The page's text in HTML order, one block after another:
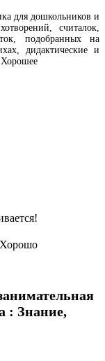
для дошкольников и
считалок,
подобранных на
дидактические и
Хорошее
Хорошо
: Знание,